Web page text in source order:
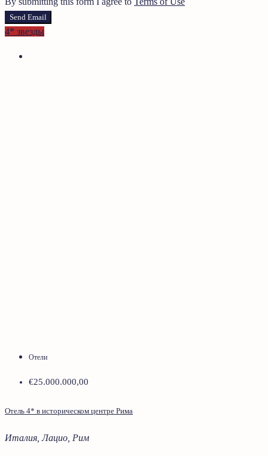
Send Email
4* звезды
Отели
€25.000.000,00
Отель 4* в историческом центре Рима
Италия, Лацио, Рим